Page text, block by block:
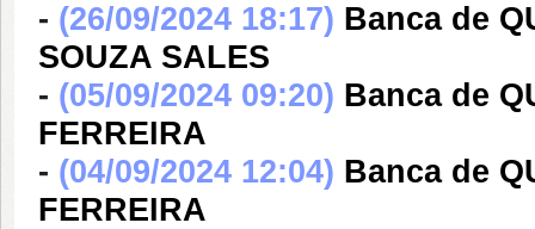
- (26/09/2024 18:17) Banca de
SOUZA SALES
- (05/09/2024 09:20) Banca de
FERREIRA
- (04/09/2024 12:04) Banca de
FERREIRA